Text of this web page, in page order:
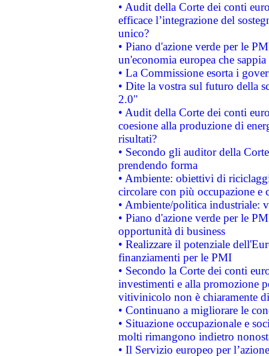
• Audit della Corte dei conti
efficace l’integrazione del
unico?
• Piano d'azione verde per le
un'economia europea che
• La Commissione esorta i
• Dite la vostra sul futuro della
2.0"
• Audit della Corte dei conti
coesione alla produzione di
risultati?
• Secondo gli auditor della
prendendo forma
• Ambiente: obiettivi di
circolare con più occupazione e
• Ambiente/politica industriale:
• Piano d'azione verde per le
opportunità di business
• Realizzare il potenziale
finanziamenti per le PMI
• Secondo la Corte dei conti
investimenti e alla promozione
vitivinicolo non è chiaramente
• Continuano a migliorare le
• Situazione occupazionale e
molti rimangono indietro
• Il Servizio europeo per